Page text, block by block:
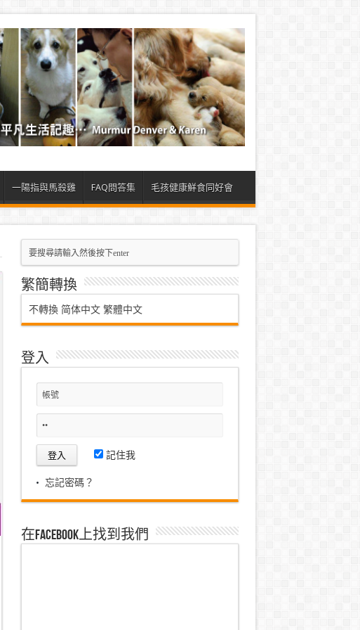
一陽指與馬殺雞 FAQ問答集 毛孩健康鮮食同好會
繁簡轉換
不轉換 简体中文 繁體中文
登入
記住我
忘記密碼？
在Facebook上找到我們